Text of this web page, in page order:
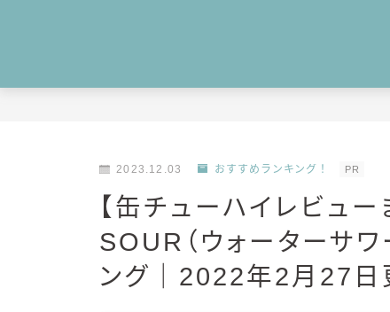
2023.12.03 おすすめランキング！ PR
【缶チューハイレビュ
SOUR（ウォーターサ
ング｜2022年2月27日